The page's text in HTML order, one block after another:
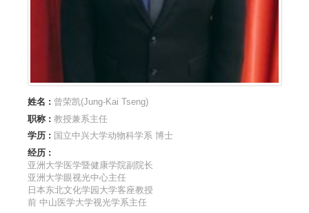
姓名 : 曾荣凯(Jung-Kai Tseng)
职称 : 教授兼系主任
学历 : 国立中兴大学动物科学系 博士
经历 :
亚洲大学医学暨健康学院副院长
亚洲大学眼视光中心主任
日本东北文化学园大学客座教授
前 中山医学大学视光学系主任